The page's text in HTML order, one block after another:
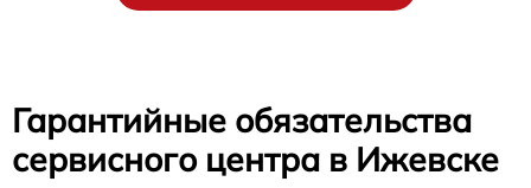
Гарантийные обязательства
сервисного центра в Ижевске